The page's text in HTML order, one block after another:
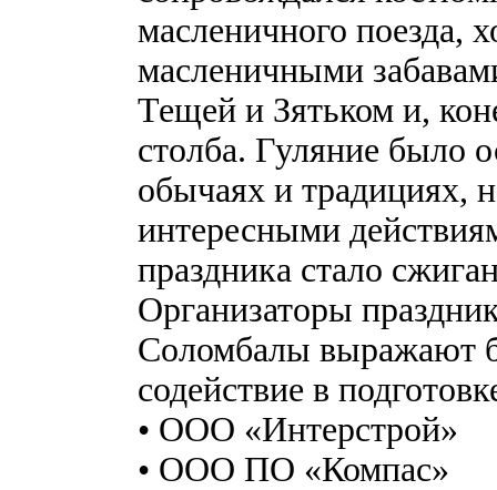
масленичного поезда,
масленичными
Тещей и Зятьком и,
столба. Гуляние было
обычаях и традициях,
интересными
праздника стало
Организаторы
Соломбалы выражают
содействие в
• ООО «Интерстрой»
• ООО ПО «Компас»